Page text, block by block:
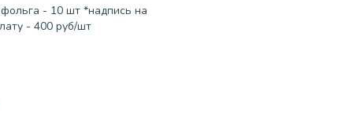
- 10 шт *надпись на
- 400 руб/шт